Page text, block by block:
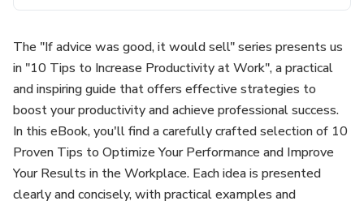
The "If advice was good, it would sell" series presents us
in "10 Tips to Increase Productivity at Work", a practical
and inspiring guide that offers effective strategies to
boost your productivity and achieve professional success.
In this eBook, you'll find a carefully crafted selection of 10
Proven Tips to Optimize Your Performance and Improve
Your Results in the Workplace. Each idea is presented
clearly and concisely, with practical examples and